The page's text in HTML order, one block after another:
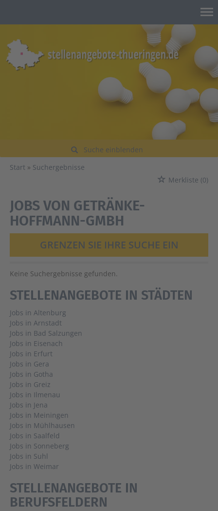
Suche einblenden
Start
Suchergebnisse
Merkliste (0)
JOBS VON GETRÄNKE-
HOFFMANN-GMBH
GRENZEN SIE IHRE SUCHE EIN
Keine Suchergebnisse gefunden.
STELLENANGEBOTE IN STÄDTEN
Jobs in Altenburg
Jobs in Arnstadt
Jobs in Bad Salzungen
Jobs in Eisenach
Jobs in Erfurt
Jobs in Gera
Jobs in Gotha
Jobs in Greiz
Jobs in Ilmenau
Jobs in Jena
Jobs in Meiningen
Jobs in Mühlhausen
Jobs in Saalfeld
Jobs in Sonneberg
Jobs in Suhl
Jobs in Weimar
STELLENANGEBOTE IN
BERUFSFELDERN